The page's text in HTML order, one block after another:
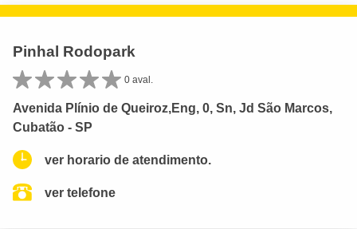
Pinhal Rodopark
0 aval.
Avenida Plínio de Queiroz,Eng, 0, Sn, Jd São Marcos,
Cubatão - SP
ver horario de atendimento.
ver telefone